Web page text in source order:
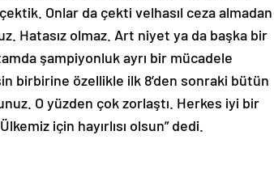
Onlar da çekti velhasıl ceza almadan
Hatasız olmaz. Art niyet ya da başka bir
şampiyonluk ayrı bir mücadele
birbirine özellikle ilk 8’den sonraki bütün
O yüzden çok zorlaştı. Herkes iyi bir
için hayırlısı olsun” dedi.